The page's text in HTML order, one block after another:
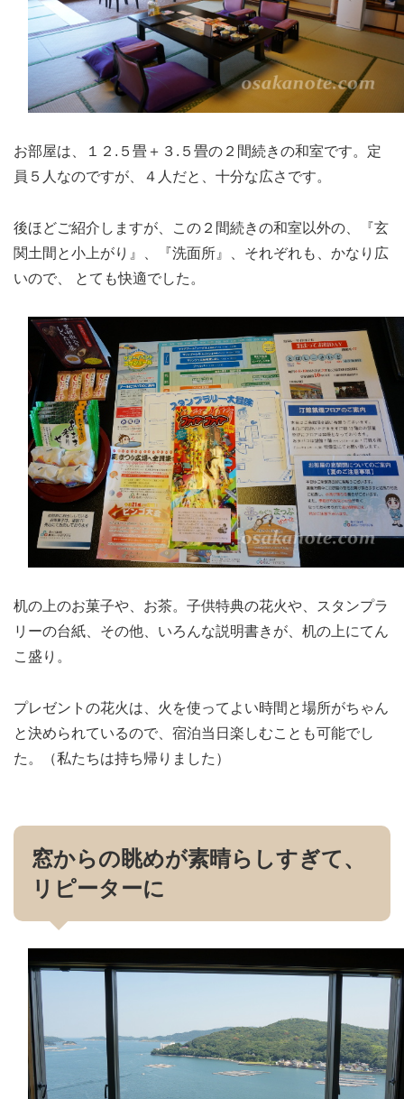
お部屋は、１２.５畳＋３.５畳の２間続きの和室です。定
員５人なのですが、４人だと、十分な広さです。
後ほどご紹介しますが、この２間続きの和室以外の、『玄
関土間と小上がり』、『洗面所』、それぞれも、かなり広
いので、 とても快適でした。
机の上のお菓子や、お茶。子供特典の花火や、スタンプラ
リーの台紙、その他、いろんな説明書きが、机の上にてん
こ盛り。
プレゼントの花火は、火を使ってよい時間と場所がちゃん
と決められているので、宿泊当日楽しむことも可能でし
た。（私たちは持ち帰りました）
窓からの眺めが素晴らしすぎて、
リピーターに